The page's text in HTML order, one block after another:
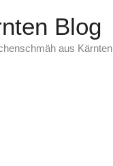
Blog
aus Kärnten